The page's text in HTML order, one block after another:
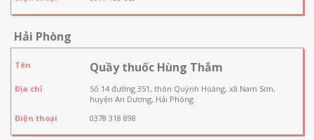
Hải Phòng
Tên Quầy thuốc Hùng Thắm
Địa chỉ
Số 14 đường 351, thôn Quỳnh Hoàng, xã Nam Sơn,
huyện An Dương, Hải Phòng
Điện thoại
0378 318 898